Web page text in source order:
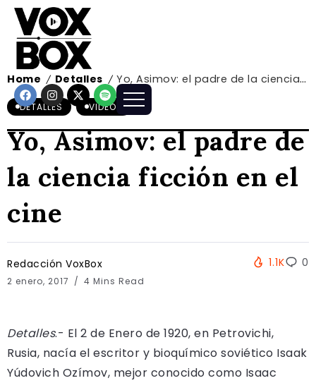
Home / Detalles / Yo, Asimov: el padre de la ciencia ficción en el cine
DETALLES VIDEOS
Yo, Asimov: el padre de
la ciencia ficción en el
cine
Redacción VoxBox
2 enero, 2017 4 Mins Read
1.1K 0
Detalles.- El 2 de Enero de 1920, en Petrovichi,
Rusia, nacía el escritor y bioquímico soviético Isaak
Yúdovich Ozímov, mejor conocido como Isaac